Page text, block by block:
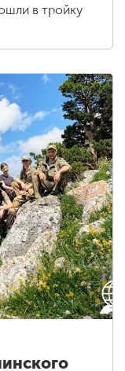
в тройку